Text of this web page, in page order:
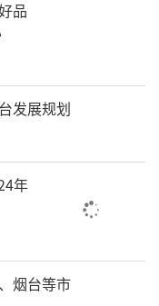
品
发展规划
年
烟台等市